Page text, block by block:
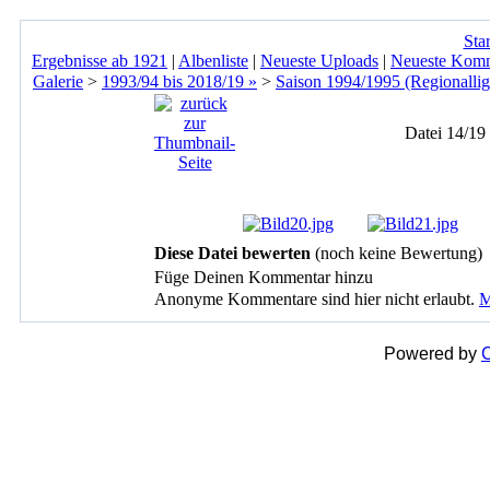
Ergebnisse ab 1921 | Albenliste | Neueste Uploads | Neueste
Galerie > 1993/94 bis 2018/19 » > Saison 1994/1995
Datei 14/19
Diese Datei bewerten (noch keine Bewertung)
Füge Deinen Kommentar hinzu
Anonyme Kommentare sind hier nicht erlaubt.
Powered by